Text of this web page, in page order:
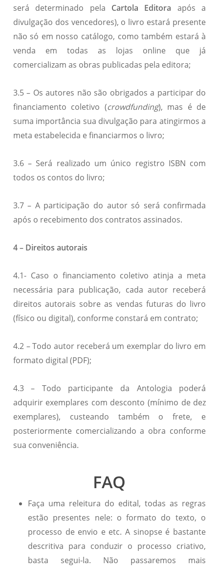
será determinado pela Cartola Editora após a
divulgação dos vencedores), o livro estará presente
não só em nosso catálogo, como também estará à
venda em todas as lojas online que já
comercializam as obras publicadas pela editora;
3.5 – Os autores não são obrigados a participar do
financiamento coletivo (crowdfunding), mas é de
suma importância sua divulgação para atingirmos a
meta estabelecida e financiarmos o livro;
3.6 – Será realizado um único registro ISBN com
todos os contos do livro;
3.7 – A participação do autor só será confirmada
após o recebimento dos contratos assinados.
4 – Direitos autorais
4.1- Caso o financiamento coletivo atinja a meta
necessária para publicação, cada autor receberá
direitos autorais sobre as vendas futuras do livro
(físico ou digital), conforme constará em contrato;
4.2 – Todo autor receberá um exemplar do livro em
formato digital (PDF);
4.3 – Todo participante da Antologia poderá
adquirir exemplares com desconto (mínimo de dez
exemplares), custeando também o frete, e
posteriormente comercializando a obra conforme
sua conveniência.
FAQ
Faça uma releitura do edital, todas as regras
estão presentes nele: o formato do texto, o
processo de envio e etc. A sinopse é bastante
descritiva para conduzir o processo criativo,
basta segui-la. Não passaremos mais